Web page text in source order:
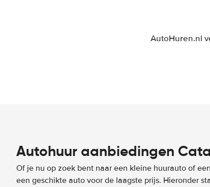
AutoHuren.nl
Autohuur aanbiedingen
Of je nu op zoek bent naar een kleine huurauto of
een geschikte auto voor de laagste prijs. Hieronder